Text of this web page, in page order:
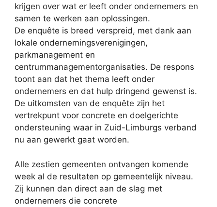
krijgen over wat er leeft onder ondernemers en
samen te werken aan oplossingen.
De enquête is breed verspreid, met dank aan
lokale ondernemingsverenigingen,
parkmanagement en
centrummanagementorganisaties. De respons
toont aan dat het thema leeft onder
ondernemers en dat hulp dringend gewenst is.
De uitkomsten van de enquête zijn het
vertrekpunt voor concrete en doelgerichte
ondersteuning waar in Zuid-Limburgs verband
nu aan gewerkt gaat worden.
Alle zestien gemeenten ontvangen komende
week al de resultaten op gemeentelijk niveau.
Zij kunnen dan direct aan de slag met
ondernemers die concrete